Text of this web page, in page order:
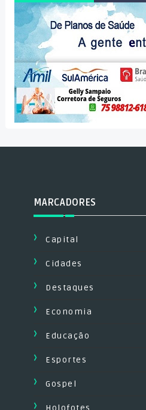
MARCADORES
Capital
Cidades
Destaques
Economia
Educação
Esportes
Gospel
Holofotes